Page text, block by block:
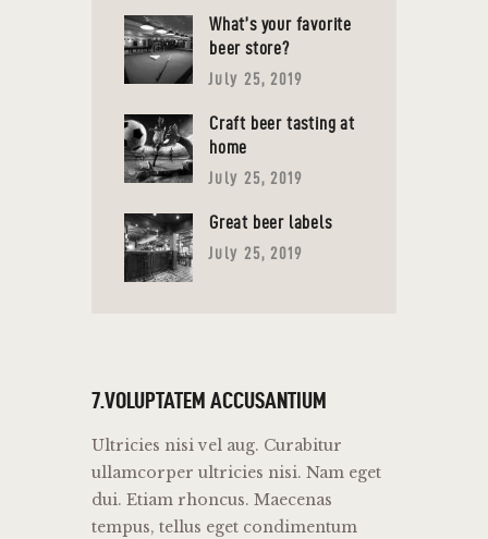
What’s your favorite
beer store?
July 25, 2019
Craft beer tasting at
home
July 25, 2019
Great beer labels
July 25, 2019
7.VOLUPTATEM ACCUSANTIUM
Ultricies nisi vel aug. Curabitur
ullamcorper ultricies nisi. Nam eget
dui. Etiam rhoncus. Maecenas
tempus, tellus eget condimentum